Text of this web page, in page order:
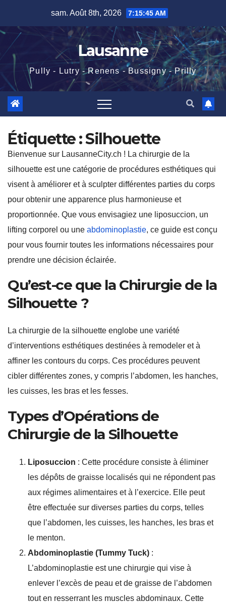
content
sam. Août 8th, 2026 7:15:46 AM
Lausanne
Pully - Lutry - Renens - Bussigny - Prilly
Étiquette :Silhouette
Bienvenue sur LausanneCity.ch ! La chirurgie de la
silhouette est une catégorie de procédures esthétiques qui
visent à améliorer et à sculpter différentes parties du corps
pour obtenir une apparence plus harmonieuse et
proportionnée. Que vous envisagiez une liposuccion, un
lifting corporel ou une abdominoplastie, ce guide est conçu
pour vous fournir toutes les informations nécessaires pour
prendre une décision éclairée.
Qu’est-ce que la Chirurgie de la
Silhouette ?
La chirurgie de la silhouette englobe une variété
d’interventions esthétiques destinées à remodeler et à
affiner les contours du corps. Ces procédures peuvent
cibler différentes zones, y compris l’abdomen, les hanches,
les cuisses, les bras et les fesses.
Types d’Opérations de
Chirurgie de la Silhouette
Liposuccion : Cette procédure consiste à éliminer
les dépôts de graisse localisés qui ne répondent pas
aux régimes alimentaires et à l’exercice. Elle peut
être effectuée sur diverses parties du corps, telles
que l’abdomen, les cuisses, les hanches, les bras et
le menton.
Abdominoplastie (Tummy Tuck) :
L’abdominoplastie est une chirurgie qui vise à
enlever l’excès de peau et de graisse de l’abdomen
tout en resserrant les muscles abdominaux. Cette